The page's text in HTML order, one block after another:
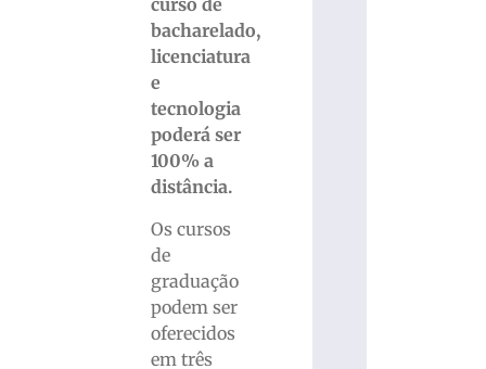
curso de
bacharelado,
licenciatura
e
tecnologia
poderá ser
100% a
distância.
Os cursos
de
graduação
podem ser
oferecidos
em três